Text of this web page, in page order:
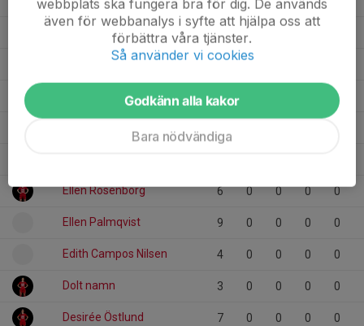
Evelina Myske 1 0
Emilia Johansson 4 0
Elvira Lanza Sagrera 2 0
Ellen Rosenborg 6 0 0 0 0
Ellen Palmqvist 9 0 0 0 0
Edith Campos Nilsen 4 0 0 0 0
Dolt namn 3 0 0 0 0
Desirée Östlund 7 0 0 0 0
webbplats ska fungera bra för dig. De används
även för webbanalys i syfte att hjälpa oss att
förbättra våra tjänster.
Så använder vi cookies
Godkänn alla kakor
Bara nödvändiga